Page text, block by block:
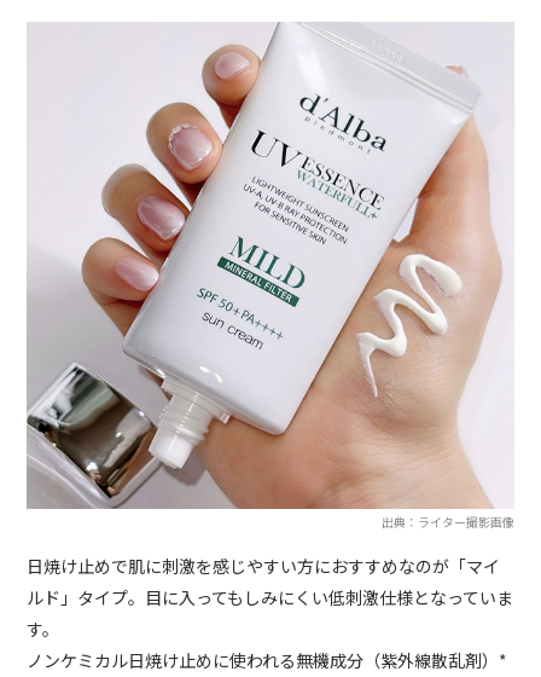
出典：ライター撮影画像
日焼け止めで肌に刺激を感じやすい方におすすめなのが「マイ
ルド」タイプ。目に入ってもしみにくい低刺激仕様となっていま
す。
ノンケミカル日焼け止めに使われる無機成分（紫外線散乱剤）*